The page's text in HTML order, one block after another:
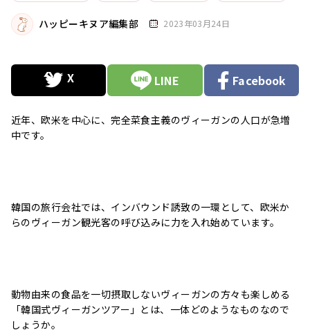
ハッピーキヌア編集部 2023年03月24日
LINE Facebook
近年、欧米を中心に、完全菜食主義のヴィーガンの人口が急増
中です。
韓国の旅行会社では、インバウンド誘致の一環として、欧米か
らのヴィーガン観光客の呼び込みに力を入れ始めています。
動物由来の食品を一切摂取しないヴィーガンの方々も楽しめる
「韓国式ヴィーガンツアー」とは、一体どのようなものなので
しょうか。